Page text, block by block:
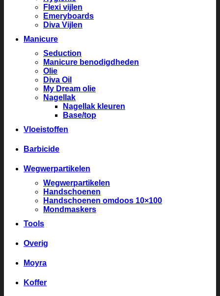
Flexi vijlen
Emeryboards
Diva Vijlen
Manicure
Seduction
Manicure benodigdheden
Olie
Diva Oil
My Dream olie
Nagellak
Nagellak kleuren
Base/top
Vloeistoffen
Barbicide
Wegwerpartikelen
Wegwerpartikelen
Handschoenen
Handschoenen omdoos 10×100
Mondmaskers
Tools
Overig
Moyra
Koffer